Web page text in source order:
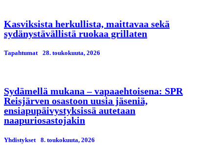
Kasviksista herkullista, maittavaa sekä
sydänystävällistä ruokaa grillaten
Tapahtumat 28. toukokuuta, 2026
Sydämellä mukana – vapaaehtoisena: SPR
Reisjärven osastoon uusia jäseniä,
ensiapupäivystyksissä autetaan
naapuriosastojakin
Yhdistykset 8. toukokuuta, 2026